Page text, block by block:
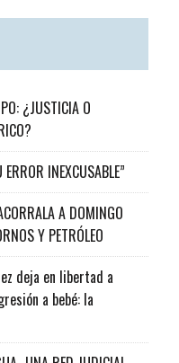
¿JUSTICIA O
INEXCUSABLE”
A DOMINGO
Y PETRÓLEO
deja en libertad a
a bebé: la